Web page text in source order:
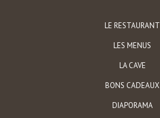
LE RESTAURANT
LES MENUS
LA CAVE
BONS CADEAUX
DIAPORAMA